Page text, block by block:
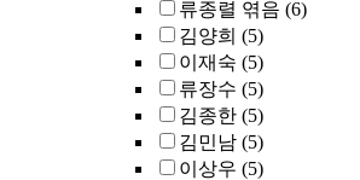
류종렬 엮음 (6)
김양희 (5)
이재숙 (5)
류장수 (5)
김종한 (5)
김민남 (5)
이상우 (5)